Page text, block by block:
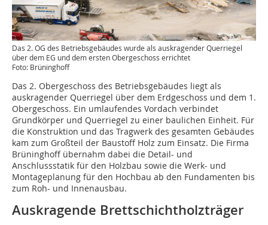
Das 2. OG des Betriebsgebäudes wurde als auskragender Querriegel
über dem EG und dem ersten Obergeschoss errichtet
Foto: Brüninghoff
Das 2. Obergeschoss des Betriebsgebäudes liegt als
auskragender Querriegel über dem Erdgeschoss und dem 1.
Obergeschoss. Ein umlaufendes Vordach verbindet
Grundkörper und Querriegel zu einer baulichen Einheit. Für
die Konstruktion und das Tragwerk des gesamten Gebäudes
kam zum Großteil der Baustoff Holz zum Einsatz. Die Firma
Brüninghoff übernahm dabei die Detail- und
Anschlussstatik für den Holzbau sowie die Werk- und
Montageplanung für den Hochbau ab den Fundamenten bis
zum Roh- und Innenausbau.
Auskragende Brettschichtholzträger